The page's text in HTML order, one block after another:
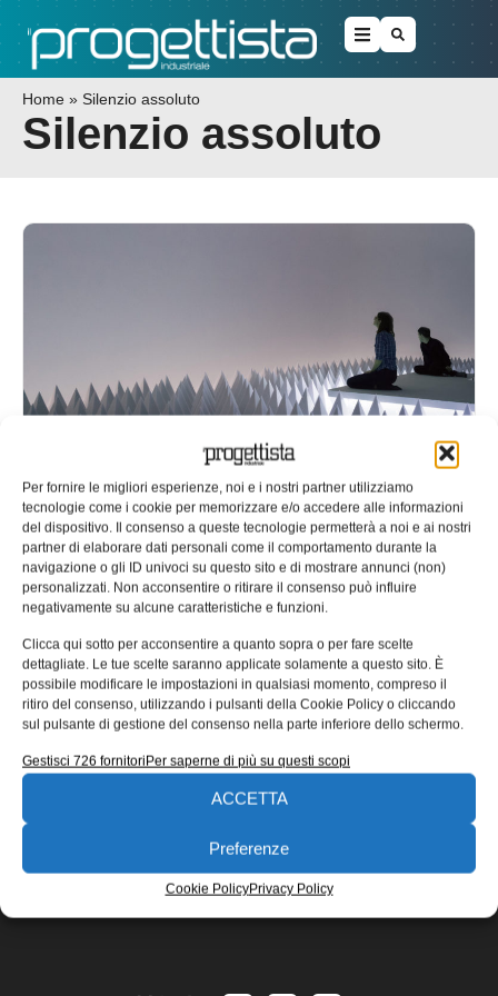
Per fornire le migliori esperienze, noi e i nostri partner utilizziamo
tecnologie come i cookie per memorizzare e/o accedere alle informazioni
del dispositivo. Il consenso a queste tecnologie permetterà a noi e ai nostri
partner di elaborare dati personali come il comportamento durante la
navigazione o gli ID univoci su questo sito e di mostrare annunci (non)
personalizzati. Non acconsentire o ritirare il consenso può influire
negativamente su alcune caratteristiche e funzioni.
Clicca qui sotto per acconsentire a quanto sopra o per fare scelte
dettagliate. Le tue scelte saranno applicate solamente a questo sito. È
possibile modificare le impostazioni in qualsiasi momento, compreso il
ritiro del consenso, utilizzando i pulsanti della Cookie Policy o cliccando
sul pulsante di gestione del consenso nella parte inferiore dello schermo.
Gestisci 726 fornitoriPer saperne di più su questi scopi
ACCETTA
Preferenze
Cookie PolicyPrivacy Policy
Home » Silenzio assoluto
Silenzio assoluto
L’installazione del silenzio assoluto
al Guggenheim Museum
A New York, città tra le 10 più chiassose al mondo, il
rumore è una costante. Il frastuono dei ristoranti
Redazione 10/04/2017
EDICOLA WEB